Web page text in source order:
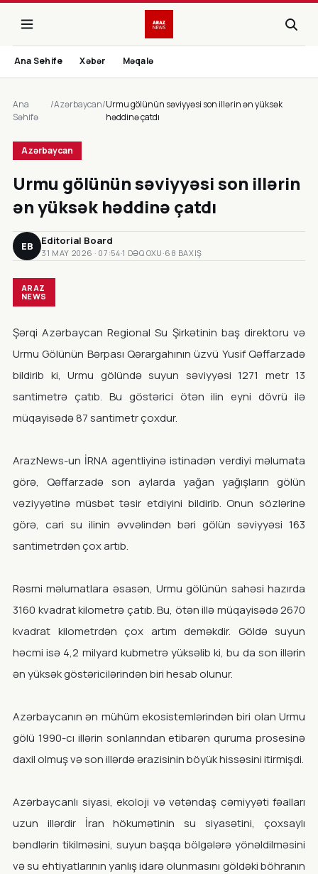
Ana Sehife Xəbər Məqalə
Ana
Səhifə
/Azərbaycan/Urmu gölünün səviyyəsi son illərin ən yüksək
həddinə çatdı
Azərbaycan
Urmu gölünün səviyyəsi son illərin
ən yüksək həddinə çatdı
EB Editorial Board
31 MAY 2026 · 07:54·1 DƏQ OXU ·68 BAXIŞ
ARAZ
NEWS
Şərqi Azərbaycan Regional Su Şirkətinin baş direktoru və
Urmu Gölünün Bərpası Qərargahının üzvü Yusif Qəffarzadə
bildirib ki, Urmu gölündə suyun səviyyəsi 1271 metr 13
santimetrə çatıb. Bu göstərici ötən ilin eyni dövrü ilə
müqayisədə 87 santimetr çoxdur.
ArazNews-un İRNA agentliyinə istinadən verdiyi məlumata
görə, Qəffarzadə son aylarda yağan yağışların gölün
vəziyyətinə müsbət təsir etdiyini bildirib. Onun sözlərinə
görə, cari su ilinin əvvəlindən bəri gölün səviyyəsi 163
santimetrdən çox artıb.
Rəsmi məlumatlara əsasən, Urmu gölünün sahəsi hazırda
3160 kvadrat kilometrə çatıb. Bu, ötən illə müqayisədə 2670
kvadrat kilometrdən çox artım deməkdir. Göldə suyun
həcmi isə 4,2 milyard kubmetrə yüksəlib ki, bu da son illərin
ən yüksək göstəricilərindən biri hesab olunur.
Azərbaycanın ən mühüm ekosistemlərindən biri olan Urmu
gölü 1990-cı illərin sonlarından etibarən quruma prosesinə
daxil olmuş və son illərdə ərazisinin böyük hissəsini itirmişdi.
Azərbaycanlı siyasi, ekoloji və vətəndaş cəmiyyəti fəalları
uzun illərdir İran hökumətinin su siyasətini, çoxsaylı
bəndlərin tikilməsini, suyun başqa bölgələrə yönəldilməsini
və su ehtiyatlarının yanlış idarə olunmasını göldəki böhranın